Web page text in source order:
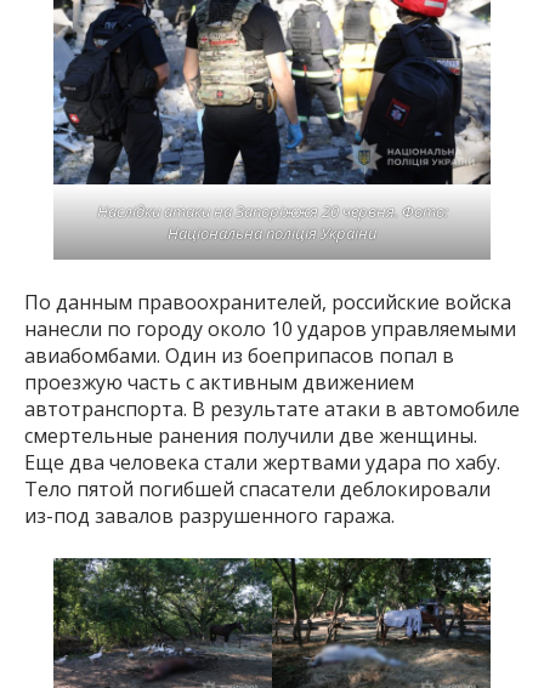
Наслідки атаки на Запоріжжя 20 червня. Фото:
Національна поліція України
По данным правоохранителей, российские войска
нанесли по городу около 10 ударов управляемыми
авиабомбами. Один из боеприпасов попал в
проезжую часть с активным движением
автотранспорта. В результате атаки в автомобиле
смертельные ранения получили две женщины.
Еще два человека стали жертвами удара по хабу.
Тело пятой погибшей спасатели деблокировали
из-под завалов разрушенного гаража.